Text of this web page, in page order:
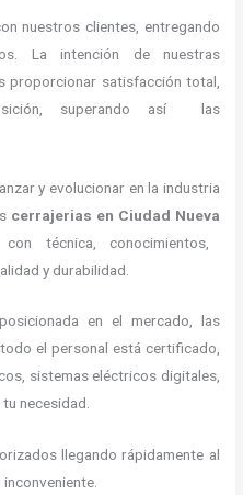
nuestros clientes, entregando
La intención de nuestras
proporcionar satisfacción total,
superando así las
y evolucionar en la industria
cerrajerias en Ciudad Nueva
técnica, conocimientos,
y durabilidad.
en el mercado, las
el personal está certificado,
sistemas eléctricos digitales,
necesidad.
llegando rápidamente al